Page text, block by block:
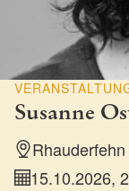
Susanne
Rhauderfehn
15.10.2026,